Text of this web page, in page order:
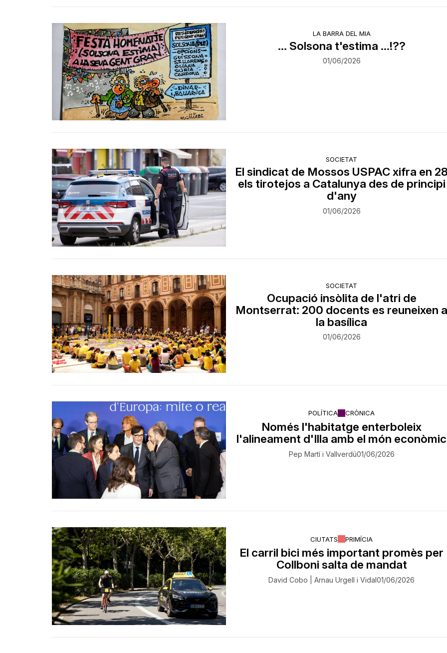
LA BARRA DEL MIA
... Solsona t'estima ...!??
01/06/2026
SOCIETAT
El sindicat de Mossos USPAC xifra en
els tirotejos a Catalunya des de principi
d'any
01/06/2026
SOCIETAT
Ocupació insòlita de l'atri de
Montserrat: 200 docents es reuneixen
la basílica
01/06/2026
POLÍTICA CRÒNICA
Només l'habitatge enterboleix
l'alineament d'Illa amb el món econòmic
Pep Martí i Vallverdú01/06/2026
CIUTATS PRIMÍCIA
El carril bici més important promès per
Collboni salta de mandat
David Cobo | Arnau Urgell i Vidal01/06/2026